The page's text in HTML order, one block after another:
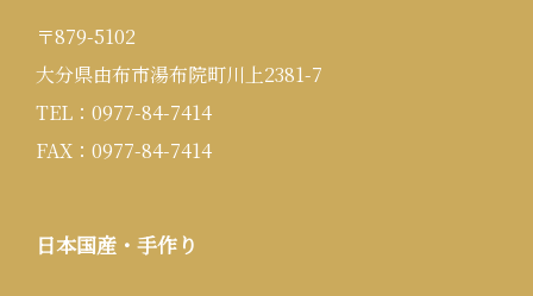
〒879-5102
大分県由布市湯布院町川上2381-7
TEL：0977-84-7414
FAX：0977-84-7414
日本国産・手作り